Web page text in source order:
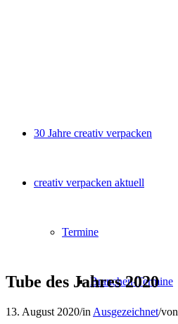
30 Jahre creativ verpacken
creativ verpacken aktuell
Termine
Branchen-Termine
Tube des Jahres 2020
13. August 2020/in Ausgezeichnet/von